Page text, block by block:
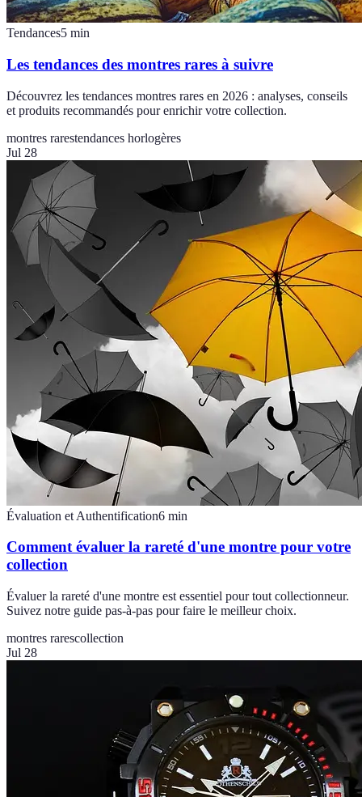
Tendances5 min
Les tendances des montres rares à suivre
Découvrez les tendances montres rares en 2026 : analyses, conseils
et produits recommandés pour enrichir votre collection.
montres rarestendances horlogères
Jul 28
Évaluation et Authentification6 min
Comment évaluer la rareté d'une montre pour votre
collection
Évaluer la rareté d'une montre est essentiel pour tout collectionneur.
Suivez notre guide pas-à-pas pour faire le meilleur choix.
montres rarescollection
Jul 28